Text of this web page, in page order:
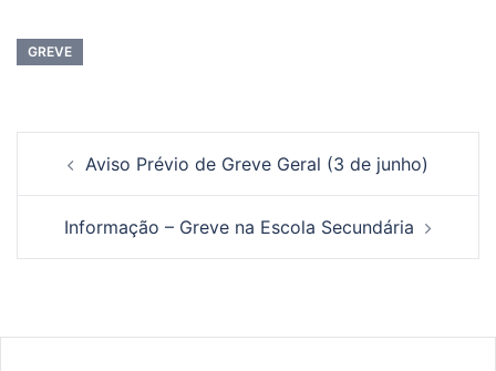
GREVE
Aviso Prévio de Greve Geral (3 de junho)
Informação – Greve na Escola Secundária